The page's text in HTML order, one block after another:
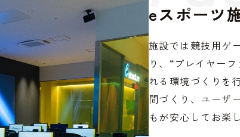
eスポーツ
施設では競技用ゲ
り、“プレイヤー
れる環境づくりを
間づくり、ユーザ
もが安心してお楽